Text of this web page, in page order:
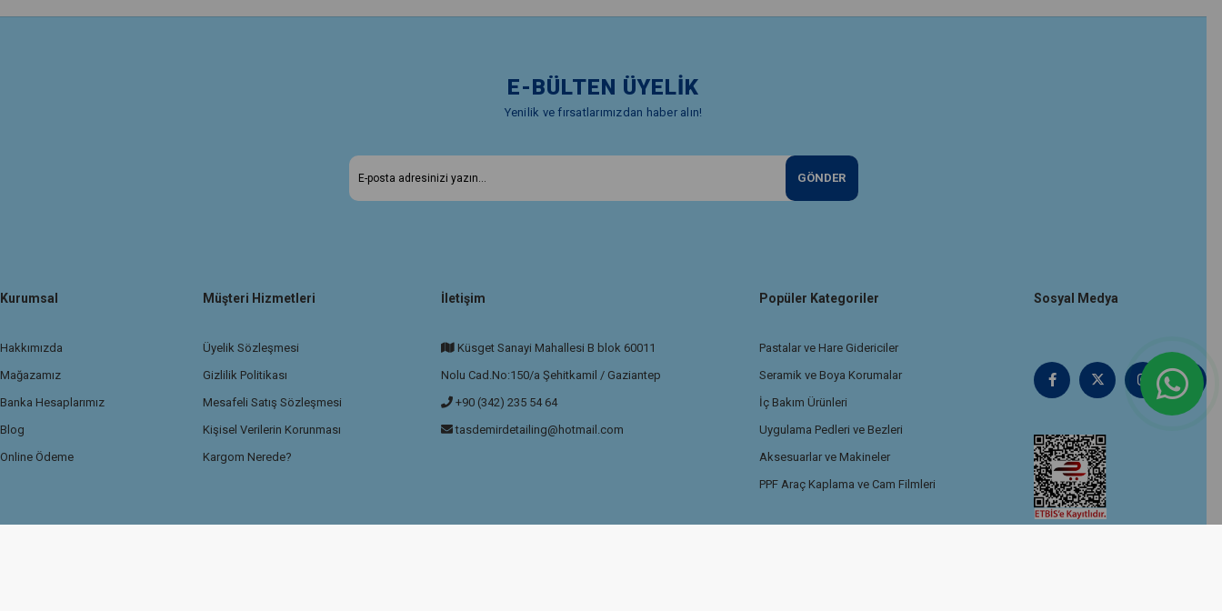
E-BÜLTEN ÜYELİK
Yenilik ve fırsatlarımızdan haber alın!
GÖNDER
Kurumsal
Hakkımızda
Mağazamız
Banka Hesaplarımız
Blog
Online Ödeme
Müşteri Hizmetleri
Üyelik Sözleşmesi
Gizlilik Politikası
Mesafeli Satış Sözleşmesi
Kişisel Verilerin Korunması
Kargom Nerede?
İletişim
Küsget Sanayi Mahallesi B blok 60011
Nolu Cad.No:150/a Şehitkamil / Gaziantep
+90 (342) 235 54 64
tasdemirdetailing@hotmail.com
Popüler Kategoriler
Pastalar ve Hare Gidericiler
Seramik ve Boya Korumalar
İç Bakım Ürünleri
Uygulama Pedleri ve Bezleri
Aksesuarlar ve Makineler
PPF Araç Kaplama ve Cam Filmleri
Sosyal Medya